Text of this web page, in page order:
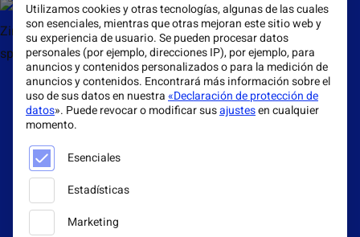
Utilizamos cookies y otras tecnologías, algunas de las cuales
son esenciales, mientras que otras mejoran este sitio web y
su experiencia de usuario.Se pueden procesar datos
personales (por ejemplo, direcciones IP), por ejemplo, para
anuncios y contenidos personalizados o para la medición de
anuncios y contenidos. Encontrará más información sobre el
uso de sus datos en nuestra«Declaración de protección de
datos». Puede revocar o modificar susajustesen cualquier
momento.
A continuación se muestra una lista de los grupos de
Esenciales
Estadísticas
Marketing